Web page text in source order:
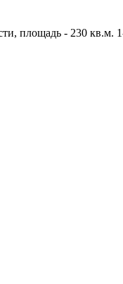
площадь - 230